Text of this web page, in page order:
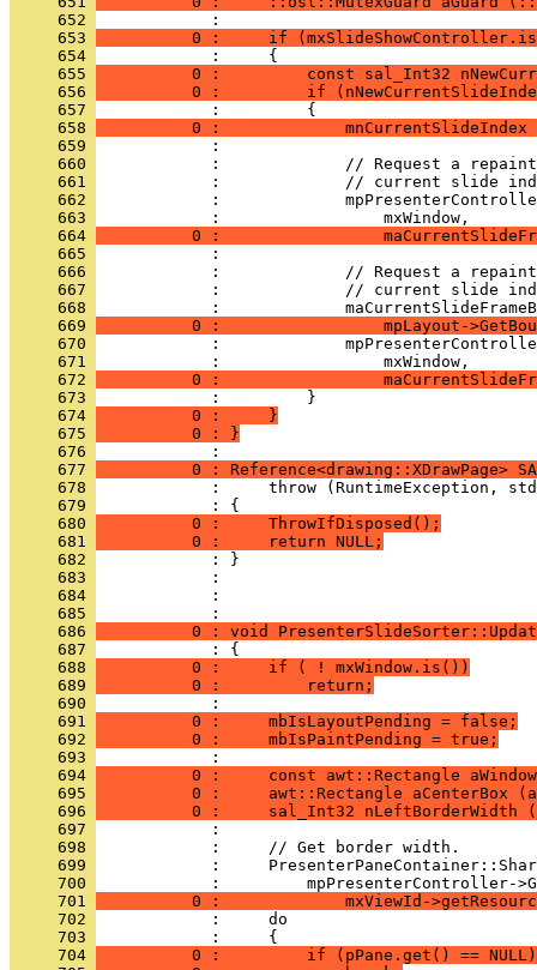
     652
     653
0 :     if
     654
     655
0 :         const sal_Int32
     656
0 :         if
     657
     658
0 :             mnCurrentSlideIndex
     659
     660
     661
     662
     663
     664
0 :
     665
     666
     667
     668
     669
0 :                 mpLayout-
     670
     671
     672
0 :
     673
     674
          0 :     }
     675
          0 : }
     676
     677
0 : Reference<drawing::XDrawPage>
     678
     679
     680
          0 :     ThrowIfDisposed();
     681
          0 :     return NULL;
     682
     683
     684
            :
     685
     686
0 : void
     687
     688
          0 :     if ( ! mxWindow.is())
     689
          0 :         return;
     690
     691
          0 :     mbIsLayoutPending = false;
     692
          0 :     mbIsPaintPending = true;
     693
     694
0 :     const awt::Rectangle
     695
0 :     awt::Rectangle aCenterBox
     696
0 :     sal_Int32 nLeftBorderWidth
     697
     698
     699
     700
     701
0 :             mxViewId-
     702
     703
     704
          0 :         if (pPane.get() == NULL)